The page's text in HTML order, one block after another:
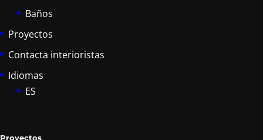
Baños
Proyectos
Contacta interioristas
Idiomas
ES
Proyectos